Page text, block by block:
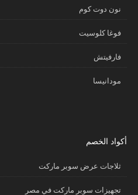
نون دوت كوم
فوغا كلوسيت
فارفيتش
مودانيسا
أكواد الخصم
ثلاجات عرض سوبر ماركت
تجهيزات سوبر ماركت في مصر